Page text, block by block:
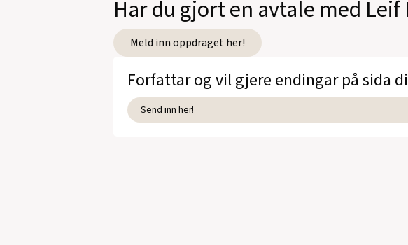
Har du gjort en avtale med Leif
Meld inn oppdraget her!
Forfattar og vil gjere endingar på sida
Send inn her!